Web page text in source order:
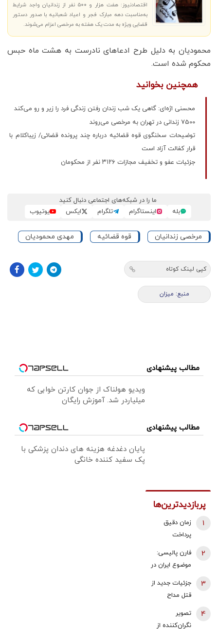
اقتصادنیوز: هفت هزار و ۵۰۰ نفر از زندانیان واجد شرایط
به‌مناسبت دهه مبارک فجر و اعیاد شعبانیه با صدور دستور
قضایی ویژه به مدت یک هفته به مرخصی اعزام می‌شوند.
محمودیان به دلیل طرح ادعا‌های نادرست به هشت ماه حبس
محکوم شده است.
همچنین بخوانید
محسنی اژه‌ای: گاهی یک شب زندان رفتن زندگی فرد را زیر و رو می‌کند
7500 زندانی در تهران به مرخصی می‌روند
توضیحات سخنگوی قوه قضائیه درباره چند پرونده قضائی/ زیباکلام با
قرار کفالت آزاد است
جزئیات عفو و تخفیف مجازات ۳۱۲۶ نفر از محکومان
ما را در شبکه‌های اجتماعی دنبال کنید
بله
اینستاگرام تلگرام ایکس یوتیوب
مرخصی زندانیان قوه قضائيه مهدی محمودیان
کپی لینک کوتاه
منبع: میزان
مطالب پیشنهادی
ویدیو هولناک از جوان کارتن خوابی که
میلیاردر شد. آموزش رایگان
مطالب پیشنهادی
پایان دغدغه هزینه های دندان پزشکی با
پک سفید کننده خانگی
پربازدیدترین‌ها
زمان دقیق
پرداخت
بازنشستگان
تامین اجتماعی
اعلام شد
1
فارن پالیسی:
موضوع ایران در
آینده اسرائیل
نیست که
به‌تنهایی درباره
آن تصمیم
2
جزئیات جدید از
قتل مداح
قرار حمیدرضا
3
تصویر
نگران‌کننده از
4